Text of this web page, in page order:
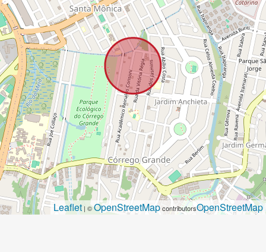
Leaflet | ©OpenStreetMapcontributorsOpenStreetMap